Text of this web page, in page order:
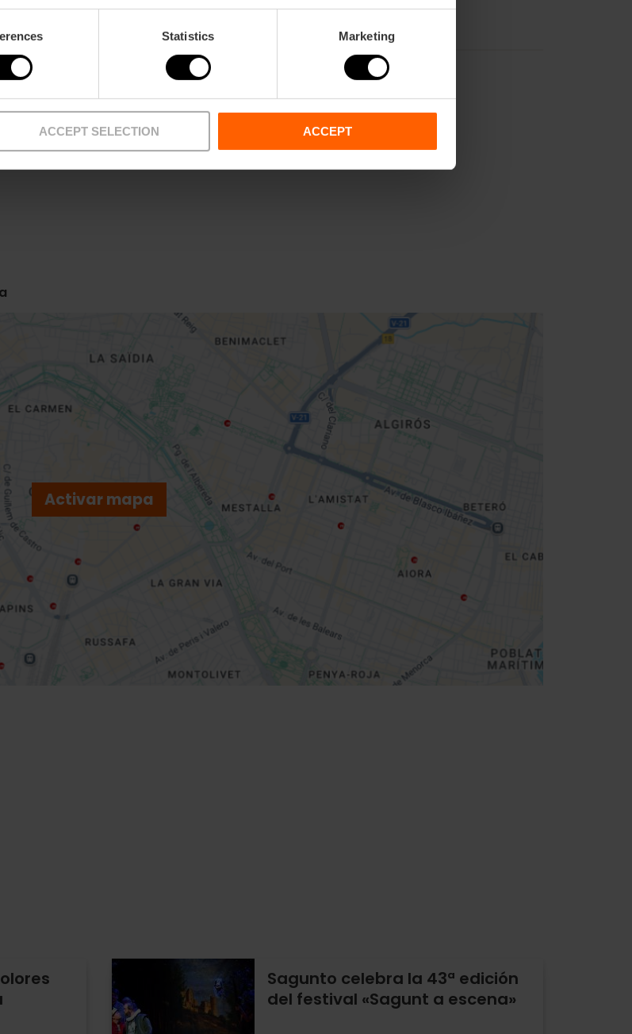
Statistics Marketing
ACCEPT SELECTION ACCEPT
L5 62,70,C1
Activar mapa
Sagunto celebra la 43ª edición
del festival «Sagunt a escena»